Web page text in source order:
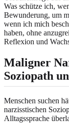
Was schütze ich,
Bewunderung, um
wenn ich mich
haben, ohne
Reflexion und
Maligner
Soziopath
Menschen suchen
narzisstischen
Alltagssprache